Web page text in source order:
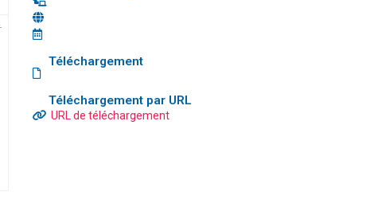
Téléchargement
Téléchargement par URL
URL de téléchargement